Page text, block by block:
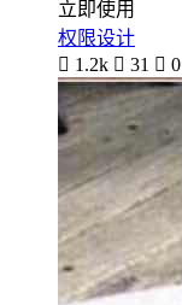
立即使用
权限设计
 1.2k  31  0